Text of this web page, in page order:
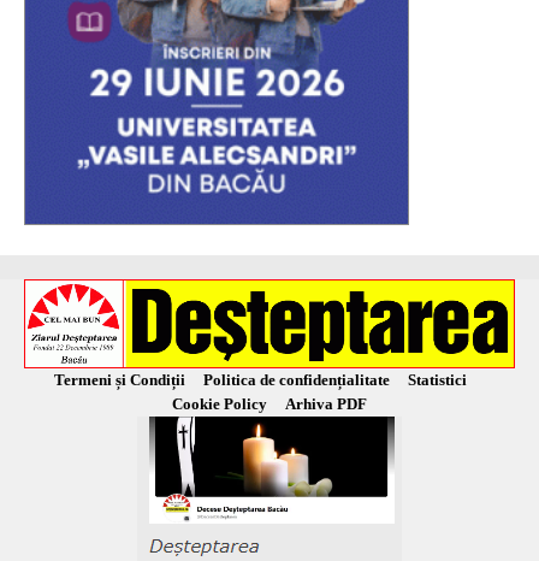
Termeni și Condiții Politica de confidențialitate
Statistici
Cookie Policy
Arhiva PDF